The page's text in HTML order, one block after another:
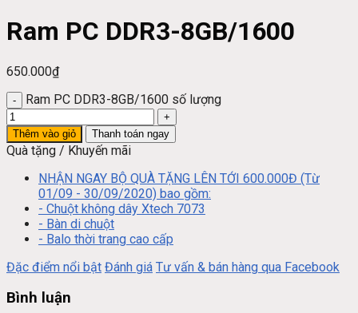
Ram PC DDR3-8GB/1600
650.000₫
Ram PC DDR3-8GB/1600 số lượng
Thêm vào giỏ Thanh toán ngay
Quà tặng / Khuyến mãi
NHẬN NGAY BỘ QUÀ TẶNG LÊN TỚI 600.000Đ (Từ
01/09 - 30/09/2020) bao gồm:
- Chuột không dây Xtech 7073
- Bàn di chuột
- Balo thời trang cao cấp
Đặc điểm nổi bật Đánh giá Tư vấn & bán hàng qua Facebook
Bình luận